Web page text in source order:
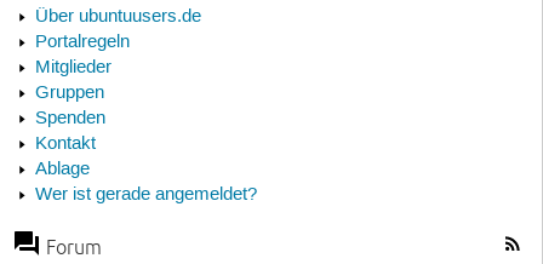
Über ubuntuusers.de
Portalregeln
Mitglieder
Gruppen
Spenden
Kontakt
Ablage
Wer ist gerade angemeldet?
Forum